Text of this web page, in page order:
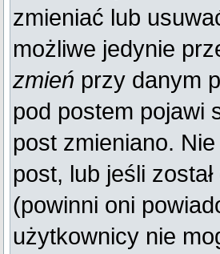
zmieniać lub
możliwe jedynie
zmień przy danym
pod postem pojawi
post zmieniano.
post, lub jeśli
(powinni oni
użytkownicy nie